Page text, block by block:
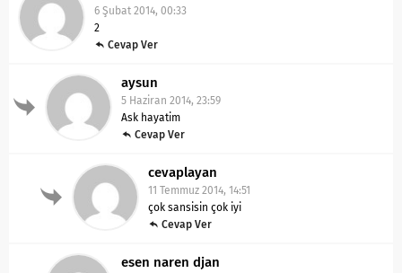
6 Şubat 2014, 00:33
2
Cevap Ver
aysun
5 Haziran 2014, 23:59
Ask hayatim
Cevap Ver
cevaplayan
11 Temmuz 2014, 14:51
çok sansisin çok iyi
Cevap Ver
esen naren djan